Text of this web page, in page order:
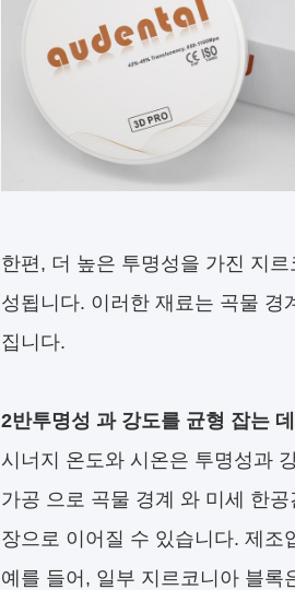
한편, 더 높은 투명성을 가진 지
성됩니다. 이러한 재료는 곡물 경
집니다.
2반투명성 과 강도를 균형 잡는
시너지 온도와 시온은 투명성과
가공 으로 곡물 경계 와 미세 한
장으로 이어질 수 있습니다. 제조
예를 들어, 일부 지르코니아 블록